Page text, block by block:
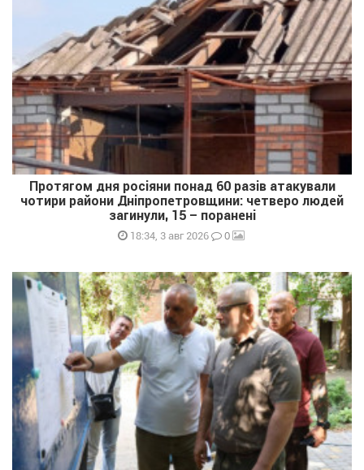
Протягом дня росіяни понад 60 разів атакували
чотири райони Дніпропетровщини: четверо людей
загинули, 15 – поранені
18:34, 3 авг 2026 0